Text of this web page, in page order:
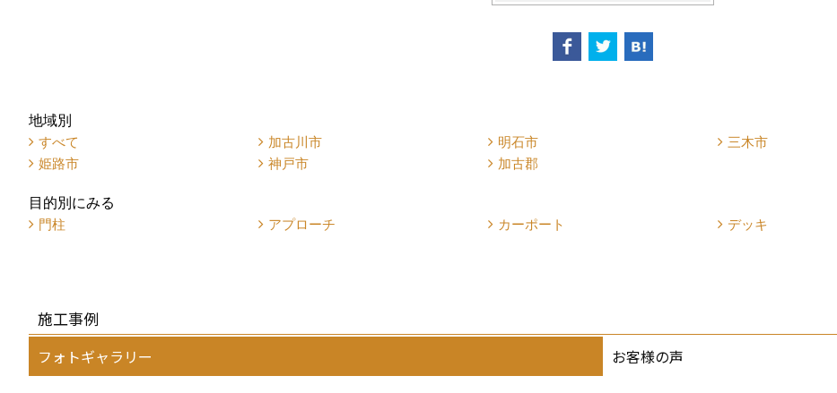
地域別
すべて
加古川市 明石市 三木市
姫路市
神戸市 加古郡
目的別にみる
門柱
アプローチ カーポート デッキ
施工事例
フォトギャラリー お客様の声